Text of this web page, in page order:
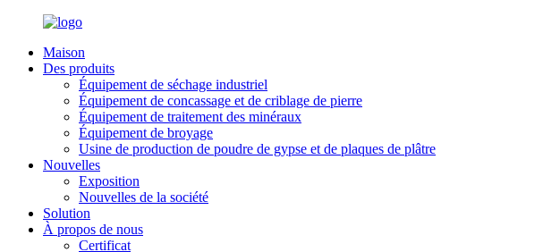
Maison
Des produits
Équipement de séchage industriel
Équipement de concassage et de criblage de pierre
Équipement de traitement des minéraux
Équipement de broyage
Usine de production de poudre de gypse et de plaques de plâtre
Nouvelles
Exposition
Nouvelles de la société
Solution
À propos de nous
Certificat